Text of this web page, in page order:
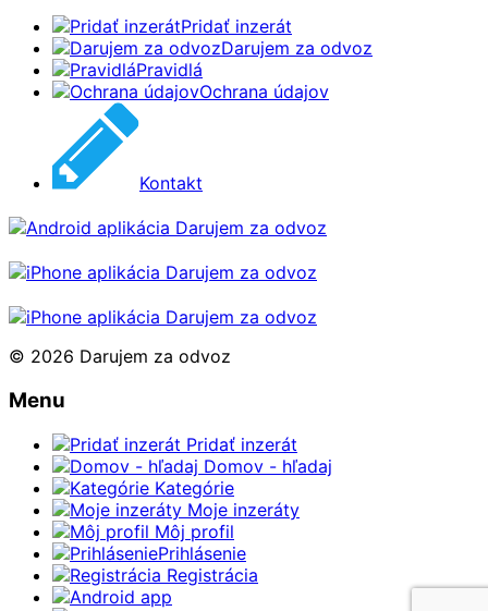
Pridať inzerát
Darujem za odvoz
Pravidlá
Ochrana údajov
Kontakt
© 2026 Darujem za odvoz
Menu
Pridať inzerát
Domov - hľadaj
Kategórie
Moje inzeráty
Môj profil
Prihlásenie
Registrácia